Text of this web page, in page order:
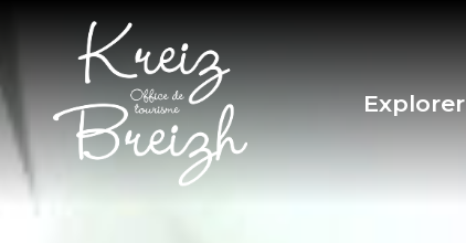
Panneau de gestion des cookies
Explorer